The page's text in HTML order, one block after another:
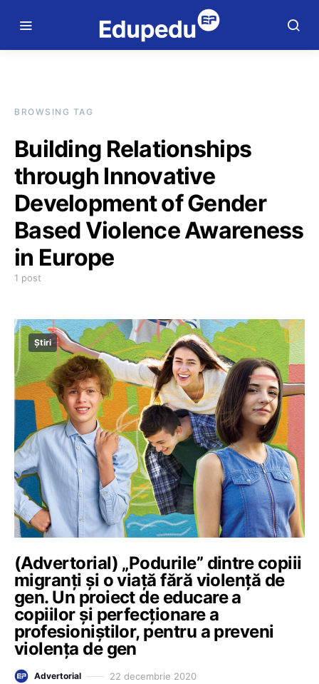
BROWSING TAG
Building Relationships
through Innovative
Development of Gender
Based Violence Awareness
in Europe
1 post
Știri
(Advertorial) „Podurile” dintre copiii
migranți și o viață fără violență de
gen. Un proiect de educare a
copiilor și perfecționare a
profesioniștilor, pentru a preveni
violența de gen
Advertorial 22 decembrie 2020